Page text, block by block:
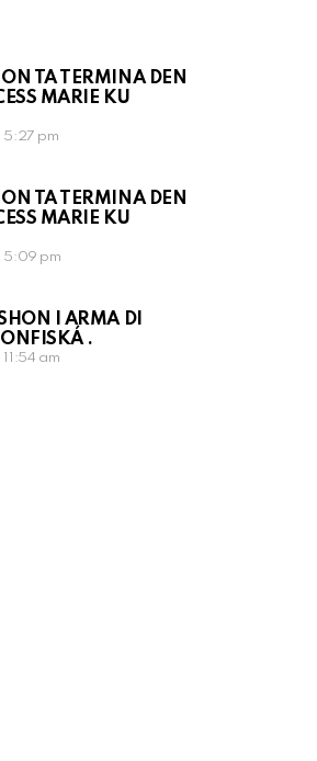
TA TERMINA DEN
MARIE KU
5:27 pm
TA TERMINA DEN
MARIE KU
5:09 pm
I ARMA DI
.
am